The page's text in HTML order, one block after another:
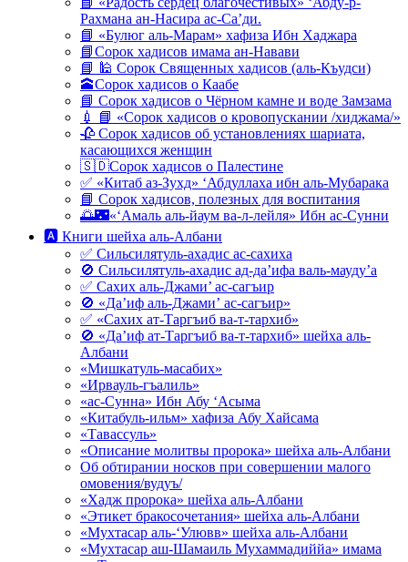
Рахмана ан-Насира ас-Са’ди.
📘 «Булюг аль-Марам» хафиза Ибн Хаджара
📘Сорок хадисов имама ан-Навави
📘 🕌 Сорок Священных хадисов (аль-Къудси)
🕋Сорок хадисов о Каабе
📘 Сорок хадисов о Чёрном камне и воде Замзама
💉 📘 «Сорок хадисов о кровопускании /хиджама/»
🥀 Сорок хадисов об установлениях шариата,
касающихся женщин
🇸🇩Сорок хадисов о Палестине
✅ «Китаб аз-Зухд» ‘Абдуллаха ибн аль-Мубарака
📘 Сорок хадисов, полезных для воспитания
🌅🌃«‘Амаль аль-йаум ва-л-лейля» Ибн ас-Сунни
🅰 Книги шейха аль-Албани
✅ Сильсилятуль-ахадис ас-сахиха
🚫 Сильсилятуль-ахадис ад-да’ифа валь-мауду’а
✅ Сахих аль-Джами’ ас-сагъир
🚫 «Да’иф аль-Джами’ ас-сагъир»
✅ «Сахих ат-Таргъиб ва-т-тархиб»
🚫 «Да’иф ат-Таргъиб ва-т-тархиб» шейха аль-
Албани
«Мишкатуль-масабих»
«Ирвауль-гъалиль»
«ас-Сунна» Ибн Абу ‘Асыма
«Китабуль-ильм» хафиза Абу Хайсама
«Тавассуль»
«Описание молитвы пророка» шейха аль-Албани
Об обтирании носков при совершении малого
омовения/вудуъ/
«Хадж пророка» шейха аль-Албани
«Этикет бракосочетания» шейха аль-Албани
«Мухтасар аль-‘Улювв» шейха аль-Албани
«Мухтасар аш-Шамаиль Мухаммадиййа» имама